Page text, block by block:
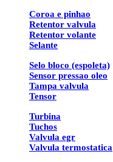
Coroa e pinhao
Retentor valvula
Retentor volante
Selante
Selo bloco (espoleta)
Sensor pressao oleo
Tampa valvula
Tensor
Turbina
Tuchos
Valvula egr
Valvula termostatica